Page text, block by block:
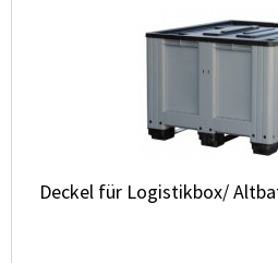
Deckel für Logistikbox/